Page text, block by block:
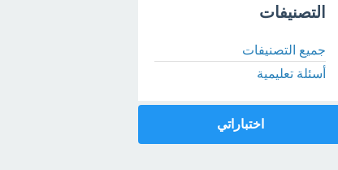
التصنيفات
جميع التصنيفات
أسئلة تعليمية
اختباراتي